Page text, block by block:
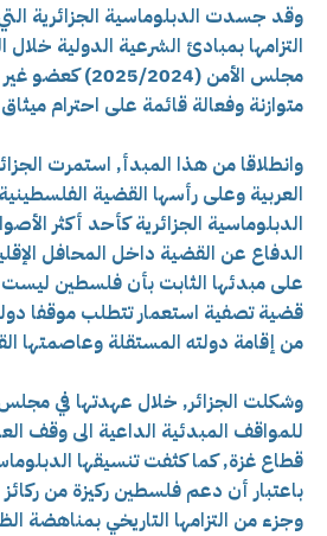
وقد جسدت الدبلوماسية الجزائرية
التزامها بمبادئ الشرعية الدولية خلال
مجلس الأمن
متوازنة وفعالة قائمة على احترام
وانطلاقا من هذا المبدأ, استمرت
العربية وعلى رأسها القضية
الدبلوماسية الجزائرية كأحد أكثر
الدفاع عن القضية داخل المحافل
على مبدئها الثابت بأن فلسطين
قضية تصفية استعمار تتطلب موقفا
من إقامة دولته المستقلة وعاصمتها
وشكلت الجزائر, خلال عهدتها في
للمواقف المبدئية الداعية الى وقف
قطاع غزة, كما كثفت تنسيقها
باعتبار أن دعم فلسطين ركيزة من
وجزء من التزامها التاريخي بمناهضة